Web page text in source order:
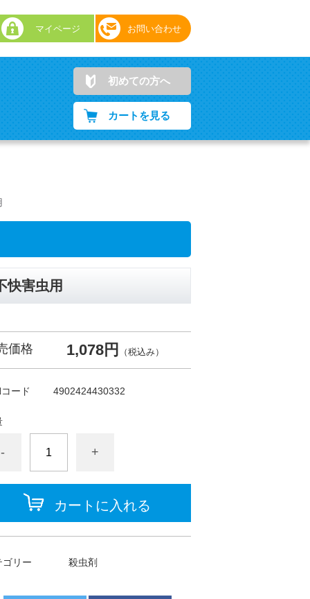
マイページ お問い合わせ
初めての方へ
カートを見る
快害虫用
価格 1,078円 （税込み）
ード 4902424430332
- +
カートに入れる
ゴリー 殺虫剤